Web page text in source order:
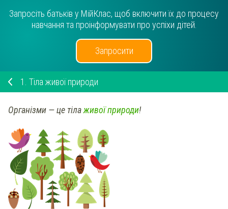
Запросіть батьків у МійКлас, щоб включити їх до процесу
навчання та проінформувати про успіхи дітей.
Запросити
1. Тіла живої природи
Організми — це тілаживої природи!